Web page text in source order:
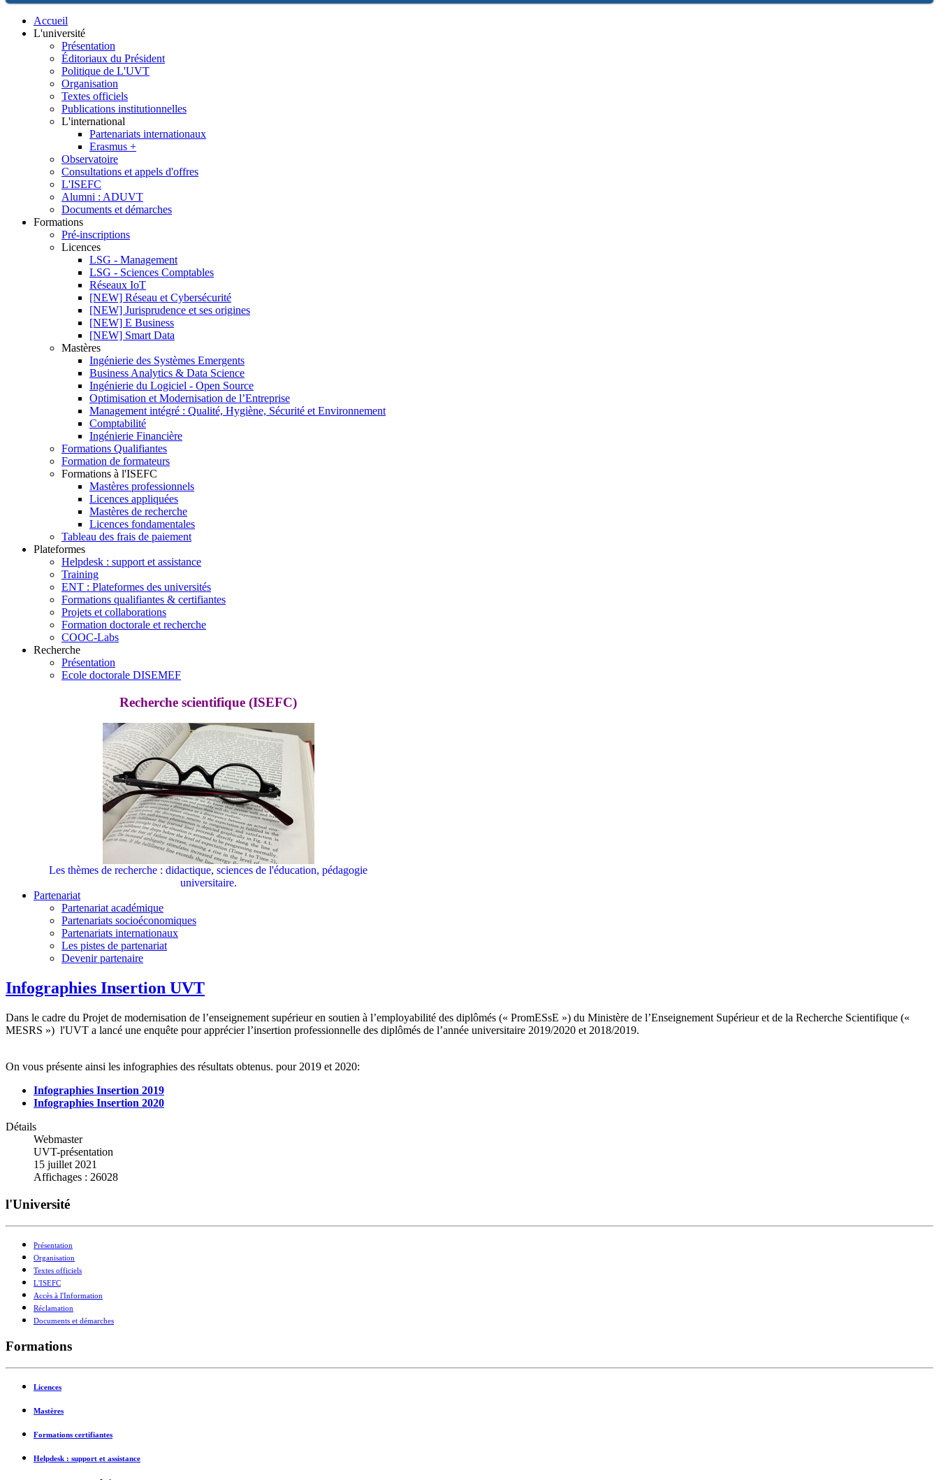
Accueil
L'université
Présentation
Éditoriaux du Président
Politique de L'UVT
Organisation
Textes officiels
Publications institutionnelles
L'international
Partenariats internationaux
Erasmus +
Observatoire
Consultations et appels d'offres
L'ISEFC
Alumni : ADUVT
Documents et démarches
Formations
Pré-inscriptions
Licences
LSG - Management
LSG - Sciences Comptables
Réseaux IoT
[NEW] Réseau et Cybersécurité
[NEW] Jurisprudence et ses origines
[NEW] E Business
[NEW] Smart Data
Mastères
Ingénierie des Systèmes Emergents
Business Analytics & Data Science
Ingénierie du Logiciel - Open Source
Optimisation et Modernisation de l’Entreprise
Management intégré : Qualité, Hygiène, Sécurité et Environnement
Comptabilité
Ingénierie Financière
Formations Qualifiantes
Formation de formateurs
Formations à l'ISEFC
Mastères professionnels
Licences appliquées
Mastères de recherche
Licences fondamentales
Tableau des frais de paiement
Plateformes
Helpdesk : support et assistance
Training
ENT : Plateformes des universités
Formations qualifiantes & certifiantes
Projets et collaborations
Formation doctorale et recherche
COOC-Labs
Recherche
Présentation
Ecole doctorale DISEMEF
Recherche scientifique (ISEFC)
Les thèmes de recherche : didactique, sciences de l'éducation, pédagogie
universitaire.
Partenariat
Partenariat académique
Partenariats socioéconomiques
Partenariats internationaux
Les pistes de partenariat
Devenir partenaire
Infographies Insertion UVT
Dans le cadre du Projet de modernisation de l’enseignement supérieur en soutien à l’employabilité des diplômés (« PromESsE ») du Ministère de l’Enseignement Supérieur et de la Recherche Scientifique («
MESRS ») l'UVT a lancé une enquête pour apprécier l’insertion professionnelle des diplômés de l’année universitaire 2019/2020 et 2018/2019.
On vous présente ainsi les infographies des résultats obtenus. pour 2019 et 2020:
Infographies Insertion 2019
Infographies Insertion 2020
Détails
Webmaster
UVT-présentation
15 juillet 2021
Affichages : 26028
l'Université
Présentation
Organisation
Textes officiels
L'ISEFC
Accès à l'Information
Réclamation
Documents et démarches
Formations
Licences
Mastères
Formations certifiantes
Helpdesk : support et assistance